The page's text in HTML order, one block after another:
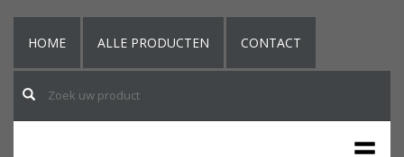
HOME ALLE PRODUCTEN CONTACT